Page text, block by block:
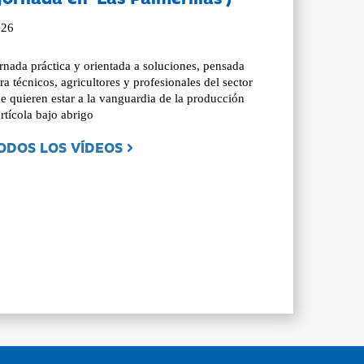
práctica y orientada a soluciones, pensada
técnicos, agricultores y profesionales del sector
quieren estar a la vanguardia de la producción
bajo abrigo
LOS VÍDEOS